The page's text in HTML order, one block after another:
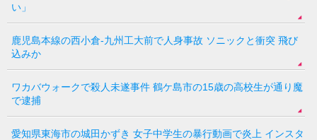
い」
鹿児島本線の西小倉-九州工大前で人身事故 ソニックと衝突 飛び
込みか
ワカバウォークで殺人未遂事件 鶴ケ島市の15歳の高校生が通り魔
で逮捕
愛知県東海市の城田かずき 女子中学生の暴行動画で炎上 インスタ